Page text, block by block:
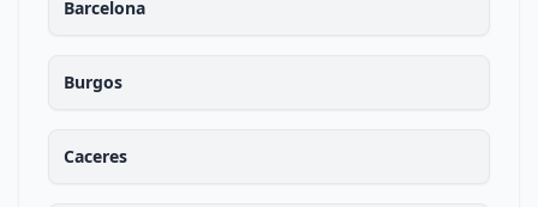
Barcelona
Burgos
Caceres